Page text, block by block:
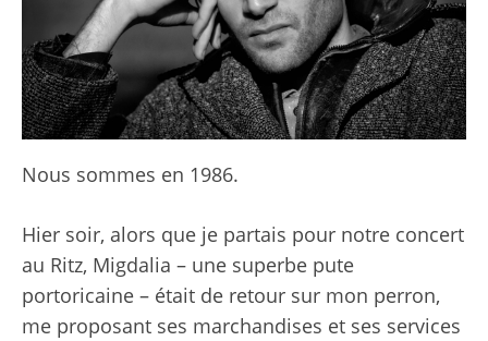
Nous sommes en 1986.
Hier soir, alors que je partais pour notre concert
au Ritz, Migdalia – une superbe pute
portoricaine – était de retour sur mon perron,
me proposant ses marchandises et ses services